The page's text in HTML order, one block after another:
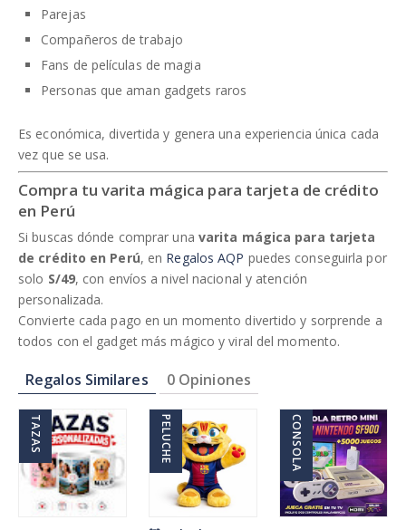
Parejas
Compañeros de trabajo
Fans de películas de magia
Personas que aman gadgets raros
Es económica, divertida y genera una experiencia única cada
vez que se usa.
Compra tu varita mágica para tarjeta de crédito
en Perú
Si buscas dónde comprar una varita mágica para tarjeta
de crédito en Perú, en Regalos AQP puedes conseguirla por
solo S/49, con envíos a nivel nacional y atención
personalizada.
Convierte cada pago en un momento divertido y sorprende a
todos con el gadget más mágico y viral del momento.
Regalos Similares 0 Opiniones
TAZAS PELUCHE CONSOLA